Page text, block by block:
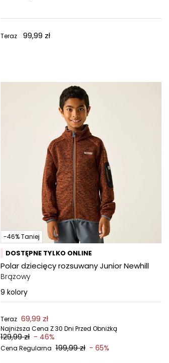
Teraz 99,99 zł
-46% Taniej
DOSTĘPNE TYLKO ONLINE
Polar dziecięcy rozsuwany Junior Newhill
Brązowy
9 kolory
Teraz 69,99 zł
Najniższa Cena Z 30 Dni Przed Obniżką
129,99 zł - 46%
Cena Regularna 199,99 zł - 65%